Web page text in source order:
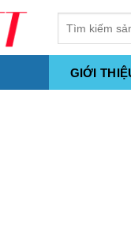
GIỚI